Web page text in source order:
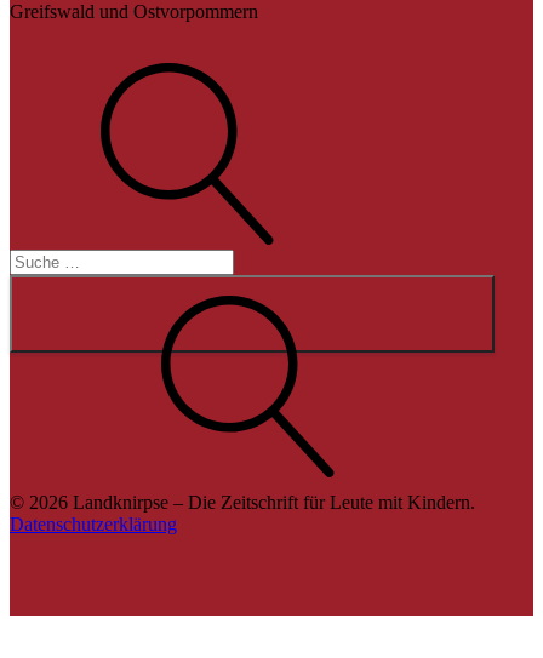
Greifswald und Ostvorpommern
© 2026 Landknirpse – Die Zeitschrift für Leute mit Kindern.
Datenschutzerklärung